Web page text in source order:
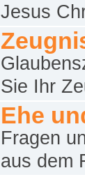
Jesus
Sie Ihr
Ehe
Fragen
aus dem